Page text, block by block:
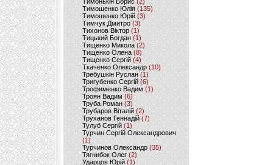
Тимошенко Юлія (135)
Тимошенко Юрій(3)
Тимчук Дмитро (3)
Тихонов Віктор (1)
Тицький Богдан (1)
Тищенко Микола (2)
Тищенко Олена (8)
Тищенко Сергій (4)
Ткаченко Олександр (10)
Требушкін Руслан (1)
Тригубенко Сергій(6)
Трофименко Вадим (1)
Троян Вадим (6)
Труба Роман(3)
Трубаров Віталій (2)
Труханов Геннадій (7)
Тулуб Сергій(1)
Турчин Сергій Олександрович
(1)
Турчинов Олександр(35)
Тягнибок Олег (2)
Ударцов Юрій (1)